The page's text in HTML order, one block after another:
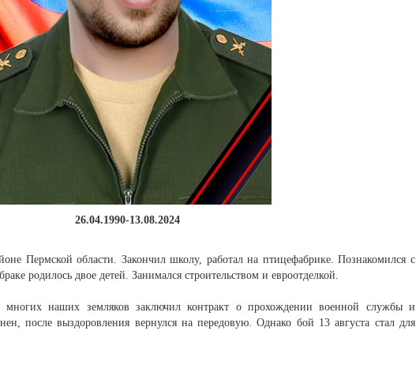
26.04.1990-13.08.2024
Пермской области. Закончил школу, работал на птицефабрике. Познакомился с
родилось двое детей. Занимался строительством и евроотделкой.
наших земляков заключил контракт о прохождении военной службы и
после выздоровления вернулся на передовую. Однако бой 13 августа стал для